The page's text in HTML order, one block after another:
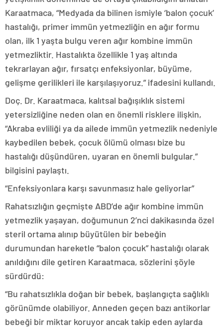
Karaatmaca, “Medyada da bilinen ismiyle ‘balon çocuk’
hastalığı, primer immün yetmezliğin en ağır formu
olan, ilk 1 yaşta bulgu veren ağır kombine immün
yetmezliktir. Hastalıkta özellikle 1 yaş altında
tekrarlayan ağır, fırsatçı enfeksiyonlar, büyüme,
gelişme gerilikleri ile karşılaşıyoruz.” ifadesini kullandı.
Doç. Dr. Karaatmaca, kalıtsal bağışıklık sistemi
yetersizliğine neden olan en önemli risklere ilişkin,
“Akraba evliliği ya da ailede immün yetmezlik nedeniyle
kaybedilen bebek, çocuk ölümü olması bize bu
hastalığı düşündüren, uyaran en önemli bulgular.”
bilgisini paylaştı.
“Enfeksiyonlara karşı savunmasız hale geliyorlar”
Rahatsızlığın geçmişte ABD’de ağır kombine immün
yetmezlik yaşayan, doğumunun 2’nci dakikasında özel
steril ortama alınıp büyütülen bir bebeğin
durumundan hareketle “balon çocuk” hastalığı olarak
anıldığını dile getiren Karaatmaca, sözlerini şöyle
sürdürdü:
“Bu rahatsızlıkla doğan bir bebek, başlangıçta sağlıklı
görünümde olabiliyor. Anneden geçen bazı antikorlar
bebeği bir miktar koruyor ancak takip eden aylarda